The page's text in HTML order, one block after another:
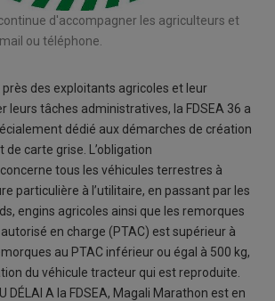
continue d'accompagner les agriculteurs et
ou téléphone.
près des exploitants agricoles et leur
leurs tâches administratives, la FDSEA 36 a
dédié aux démarches de création
carte grise. L’obligation
tous les véhicules terrestres à
particulière à l’utilitaire, en passant par les
engins agricoles ainsi que les remorques
en charge (PTAC) est supérieur à
au PTAC inférieur ou égal à 500 kg,
du véhicule tracteur qui est reproduite.
DÉLAI A la FDSEA, Magali Marathon est en